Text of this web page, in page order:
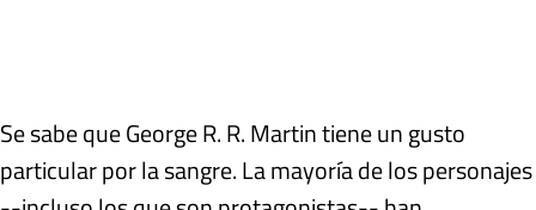
Se sabe que George R. R. Martin tiene un gusto
particular por la sangre. La mayoría de los personajes